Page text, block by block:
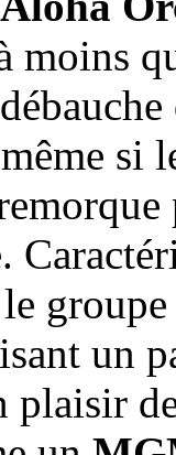
moins
si
un
plaisir